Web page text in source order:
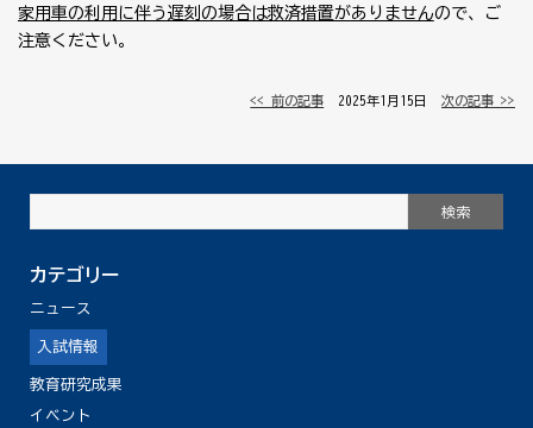
家用車の利用に伴う遅刻の場合は救済措置がありませんので、ご
注意ください。
<< 前の記事 │ 2025年1月15日 │次の記事 >>
カテゴリー
ニュース
入試情報
教育研究成果
イベント